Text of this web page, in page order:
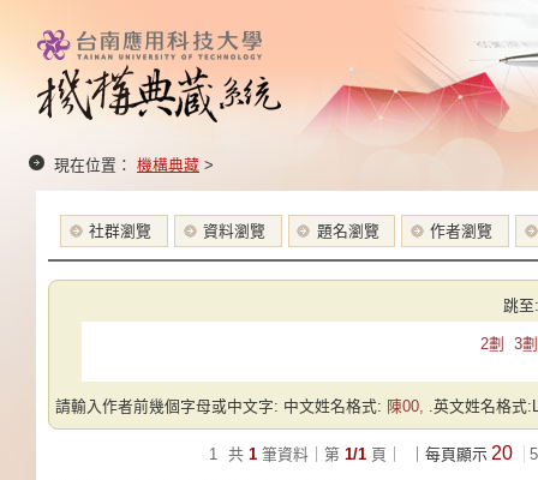
現在位置： 機構典藏 >
社群瀏覽 資料瀏覽 題名瀏覽 作者瀏覽
跳至:
2劃 3劃
請輸入作者前幾個字母或中文字: 中文姓名格式: 陳00, .英文姓名格式
1 共 1 筆資料｜第 1/1 頁｜ ｜每頁顯示 20